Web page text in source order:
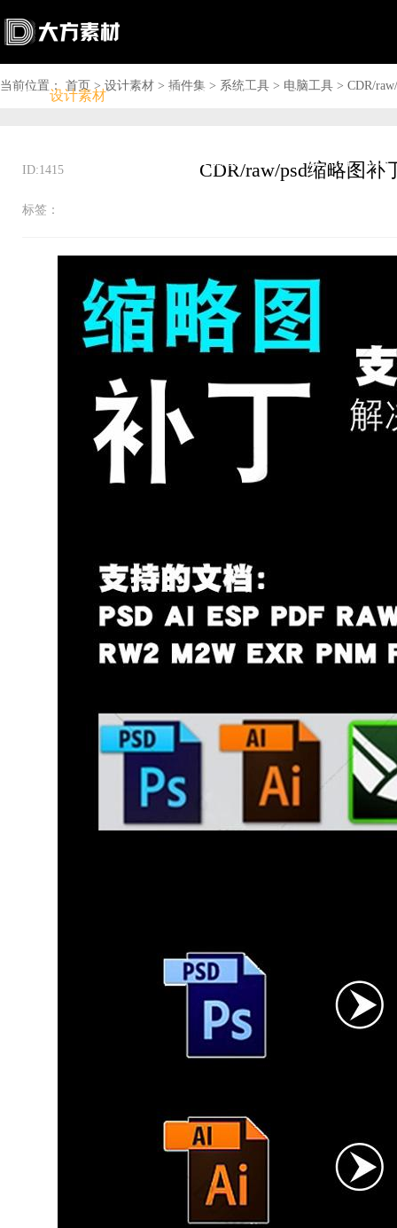
首页 设计素材 软件下载 问答资讯 商城
 充值 登录
当前位置：首页 >设计素材 > 插件集 > 系统工具 > 电脑工具 > CDR/
ID:1415
标签：